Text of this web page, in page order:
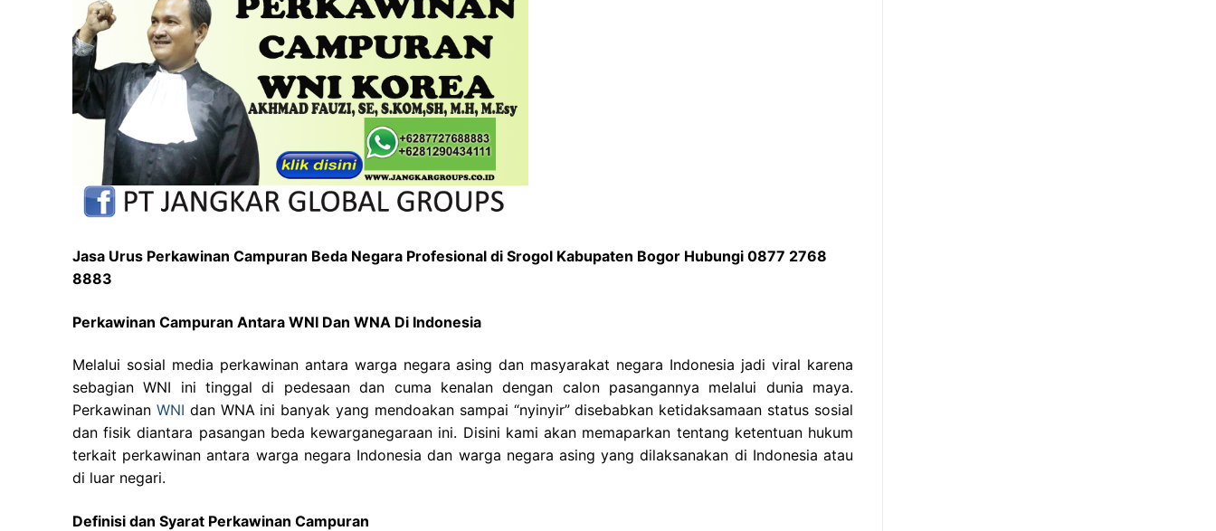
Jasa Urus Perkawinan Campuran Beda Negara Profesional di Srogol Kabupaten Bogor Hubungi 0877 2768
8883
Perkawinan Campuran Antara WNI Dan WNA Di Indonesia
Melalui sosial media perkawinan antara warga negara asing dan masyarakat negara Indonesia jadi viral karena
sebagian WNI ini tinggal di pedesaan dan cuma kenalan dengan calon pasangannya melalui dunia maya.
Perkawinan WNI dan WNA ini banyak yang mendoakan sampai “nyinyir” disebabkan ketidaksamaan status sosial
dan fisik diantara pasangan beda kewarganegaraan ini. Disini kami akan memaparkan tentang ketentuan hukum
terkait perkawinan antara warga negara Indonesia dan warga negara asing yang dilaksanakan di Indonesia atau
di luar negari.
Definisi dan Syarat Perkawinan Campuran